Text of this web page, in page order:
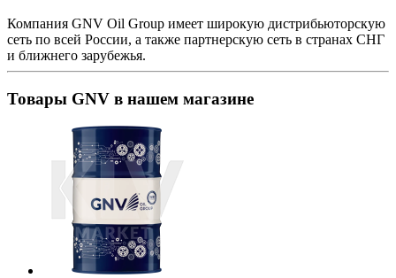
Компания GNV Oil Group имеет широкую дистрибьюторскую
сеть по всей России, а также партнерскую сеть в странах СНГ
и ближнего зарубежья.
Товары GNV в нашем магазине